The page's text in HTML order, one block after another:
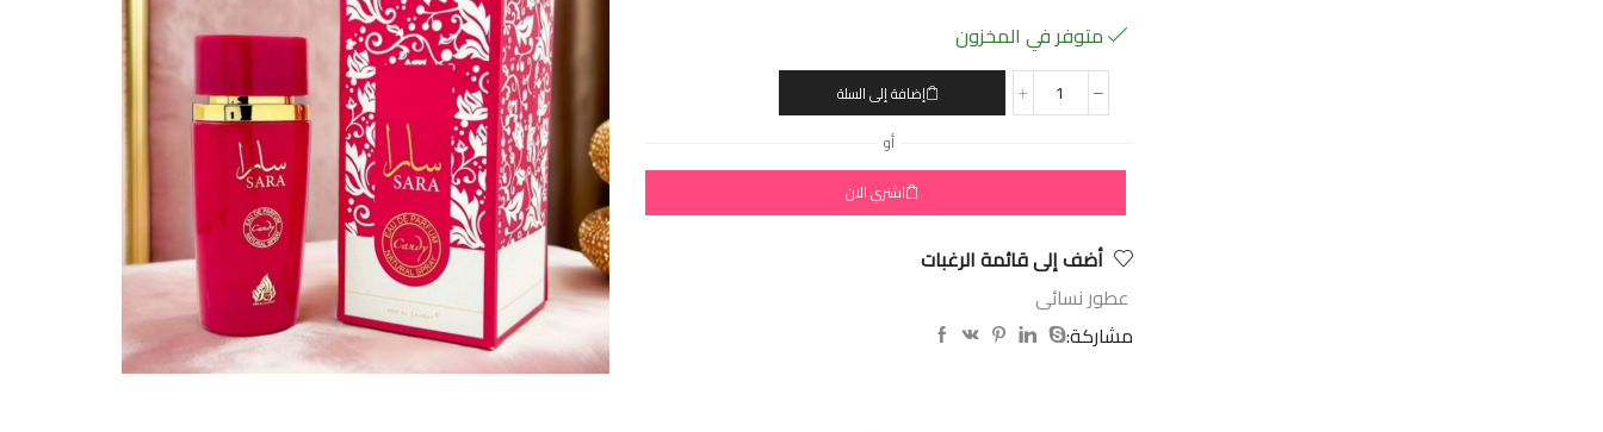
متوفر في المخزون
إضافة إلى السلة
أو
اشتري الان
أضف إلى قائمة الرغبات
عطور نسائى
مشاركة: